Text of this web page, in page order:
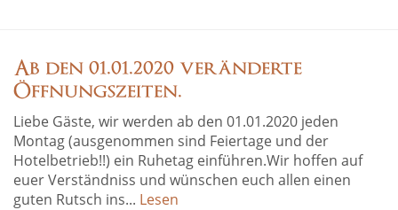
Ab den 01.01.2020 veränderte
Öffnungszeiten.
Liebe Gäste, wir werden ab den 01.01.2020 jeden
Montag (ausgenommen sind Feiertage und der
Hotelbetrieb!!) ein Ruhetag einführen.Wir hoffen auf
euer Verständniss und wünschen euch allen einen
guten Rutsch ins... Lesen